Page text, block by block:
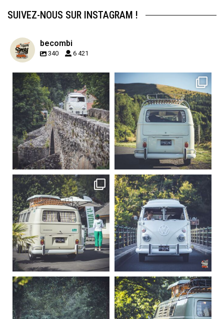
SUIVEZ-NOUS SUR INSTAGRAM !
becombi
340 6 421
becombi
Sep 15
219
3
Sep 12
216
3
becombi
Sep 10
220
4
becombi
Août 10
177
0
becombi becombi